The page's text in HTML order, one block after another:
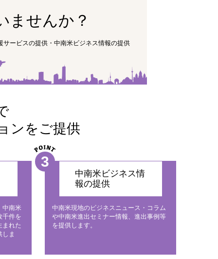
ませんか？
ービスの提供・中南米ビジネス情報の提供
ンをご提供
中南米
千件を
まれた
ま
3
中南米ビジネス情
報の提供
中南米現地のビジネスニュース・コラム
や中南米進出セミナー情報、進出事例等
を提供します。